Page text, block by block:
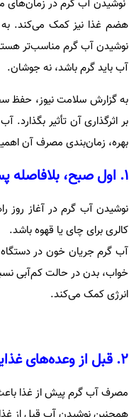
نوشیدن آب گرم در زمان‌های
هضم غذا نیز کمک می‌کند. به
نوشیدن آب گرم مناسب‌تر
آب باید گرم باشد، نه جوشان.
به گزارش سلامت نیوز، حفظ
بر اثرگذاری آن تأثیر
بهره، زمان‌بندی مصرف آن
۱. اول صبح، بلافاصله پس از بیدار شدن
نوشیدن آب گرم در آغاز روز
کالری برای چای یا قهوه باشد.
آب گرم جریان خون در
خواب، بدن در حالت کم‌آبی
انرژی کمک می‌کند.
۲. قبل از وعده‌های غذایی
مصرف آب گرم پیش از غذا